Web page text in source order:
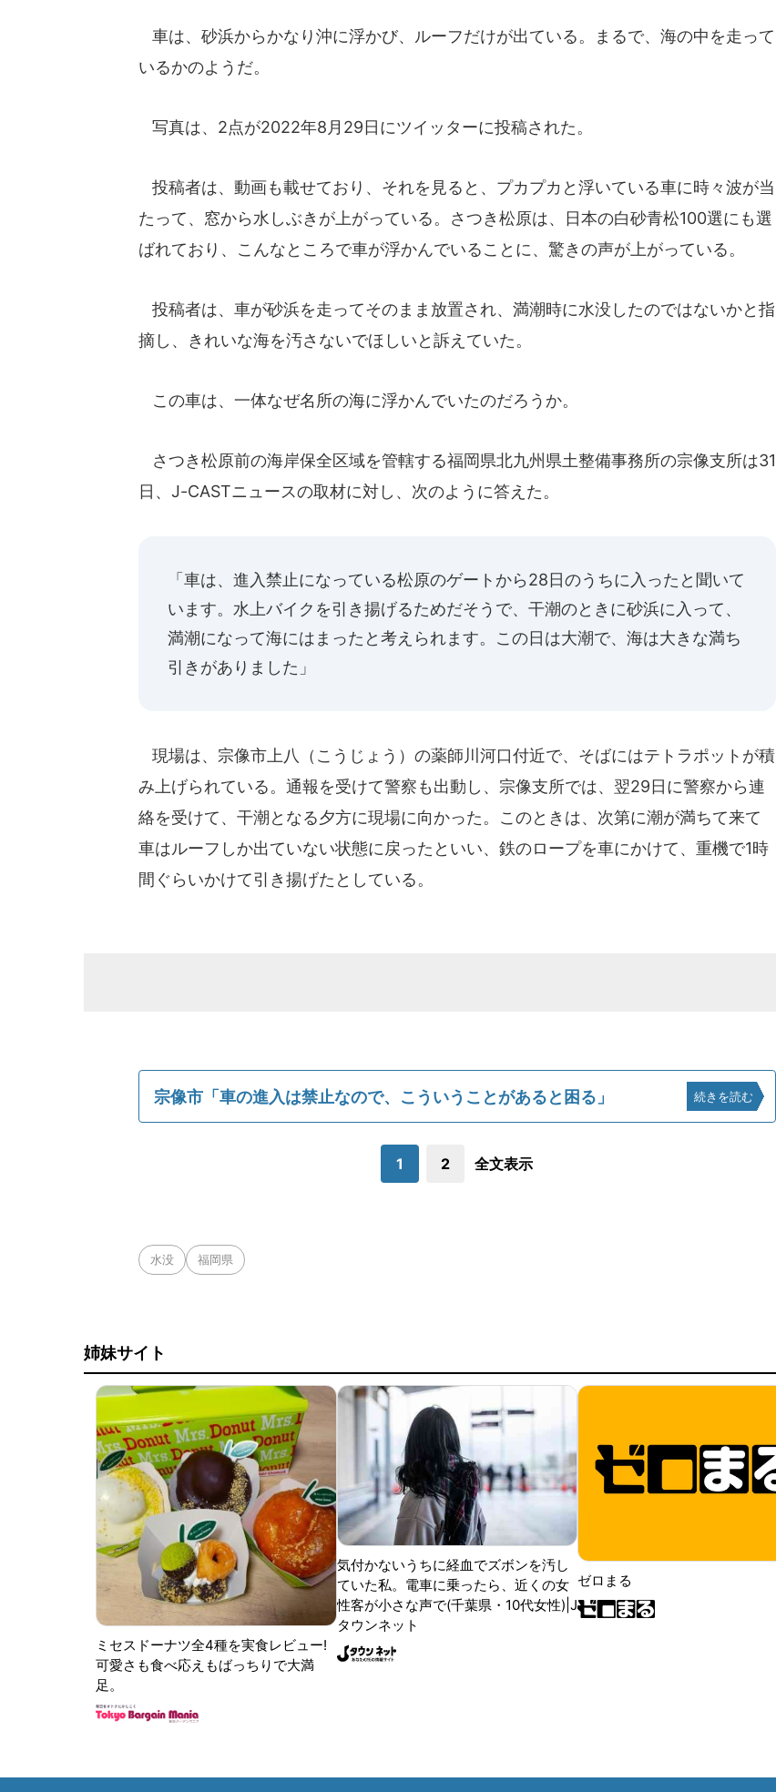
車は、砂浜からかなり沖に浮かび、ルーフだけが出ている。まるで、海の中を走って
いるかのようだ。
写真は、2点が2022年8月29日にツイッターに投稿された。
投稿者は、動画も載せており、それを見ると、プカプカと浮いている車に時々波が当
たって、窓から水しぶきが上がっている。さつき松原は、日本の白砂青松100選にも選
ばれており、こんなところで車が浮かんでいることに、驚きの声が上がっている。
投稿者は、車が砂浜を走ってそのまま放置され、満潮時に水没したのではないかと指
摘し、きれいな海を汚さないでほしいと訴えていた。
この車は、一体なぜ名所の海に浮かんでいたのだろうか。
さつき松原前の海岸保全区域を管轄する福岡県北九州県土整備事務所の宗像支所は31
日、J-CASTニュースの取材に対し、次のように答えた。
「車は、進入禁止になっている松原のゲートから28日のうちに入ったと聞いて
います。水上バイクを引き揚げるためだそうで、干潮のときに砂浜に入って、
満潮になって海にはまったと考えられます。この日は大潮で、海は大きな満ち
引きがありました」
現場は、宗像市上八（こうじょう）の薬師川河口付近で、そばにはテトラポットが積
み上げられている。通報を受けて警察も出動し、宗像支所では、翌29日に警察から連
絡を受けて、干潮となる夕方に現場に向かった。このときは、次第に潮が満ちて来て
車はルーフしか出ていない状態に戻ったといい、鉄のロープを車にかけて、重機で1時
間ぐらいかけて引き揚げたとしている。
宗像市「車の進入は禁止なので、こういうことがあると困る」 続きを読む
1 2 全文表示
水没 福岡県
姉妹サイト
ミセスドーナツ全4種を実食レビュー!
可愛さも食べ応えもばっちりで大満
足。
気付かないうちに経血でズボンを汚し
ていた私。電車に乗ったら、近くの女
性客が小さな声で(千葉県・10代女性)|J
タウンネット
ゼロまる